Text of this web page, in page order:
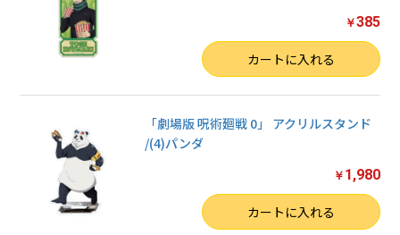
￥385
カートに入れる
「劇場版 呪術廻戦 0」 アクリルスタンド
/(4)パンダ
￥ 1,980
カートに入れる